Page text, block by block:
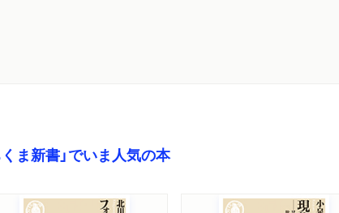
くま新書」でいま人気の本